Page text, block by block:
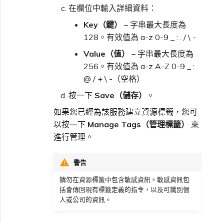
在欄位中輸入詳細資料：
Key（鍵）
– 字串最大長度為
128。有效值為 a-z 0-9 _ : . / \ -
Value（值）
– 字串最大長度為
256。有效值為 a-z A-Z 0-9 _ : .
@ / + \ -（空格）
按一下 Save（儲存）
。
如果您已經為該服務建立資源標籤，您可
以按一下 Manage Tags（管理標籤）
來
進行管理。
警告
請勿在資源標籤中包含敏感資訊。敏感資訊包
括會傳回現有標籤定義的指令，以及可識別個
人或公司的資訊。